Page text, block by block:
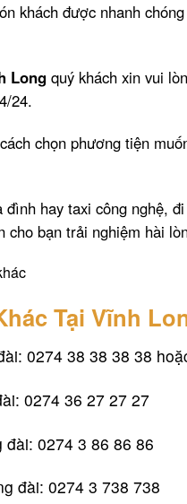
khách được nhanh
Long quý khách xin vui
24.
chọn phương tiện
đình hay taxi công nghệ,
cho bạn trải nghiệm hài
Tại Vĩnh
0274 38 38 38 38
0274 36 27 27 27
0274 3 86 86 86
đài: 0274 3 738 738